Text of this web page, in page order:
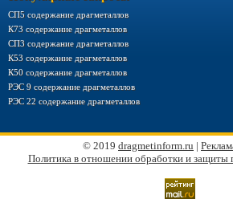
СП5 содержание драгметаллов
К73 содержание драгметаллов
СП3 содержание драгметаллов
К53 содержание драгметаллов
К50 содержание драгметаллов
РЭС 9 содержание драгметаллов
РЭС 22 содержание драгметаллов
© 2019 dragmetinform.ru |
Политика в отношении обработки и защиты